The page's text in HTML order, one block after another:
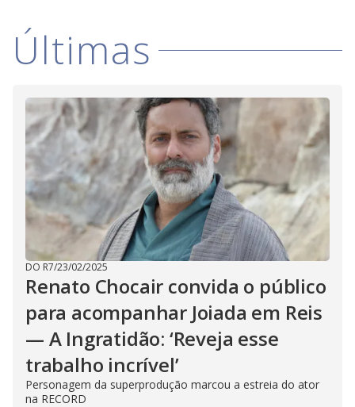
i
d
e
o
Últimas
DO R7/23/02/2025
Renato Chocair convida o público
para acompanhar Joiada em Reis
— A Ingratidão: ‘Reveja esse
trabalho incrível’
Personagem da superprodução marcou a estreia do ator
na RECORD